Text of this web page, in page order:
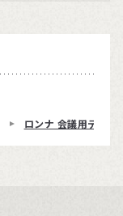
ロンナ 会議用テーブ